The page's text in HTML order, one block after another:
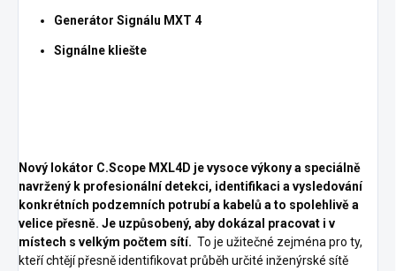
Generátor Signálu MXT 4
Signálne kliešte
Nový lokátor C.Scope MXL4D je vysoce výkony a speciálně
navržený k profesionální detekci, identifikaci a vysledování
konkrétních podzemních potrubí a kabelů a to spolehlivě a
velice přesně. Je uzpůsobený, aby dokázal pracovat i v
místech s velkým počtem sítí. To je užitečné zejména pro ty,
kteří chtějí přesně identifikovat průběh určité inženýrské sítě